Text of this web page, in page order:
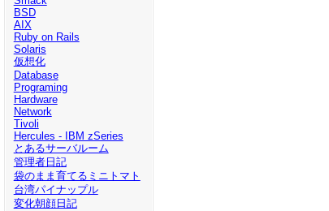
BSD
AIX
Ruby on Rails
Solaris
仮想化
Database
Programing
Hardware
Network
Tivoli
Hercules - IBM zSeries
とあるサーバルーム
管理者日記
袋のまま育てるミニトマト
台湾パイナップル
変化朝顔日記